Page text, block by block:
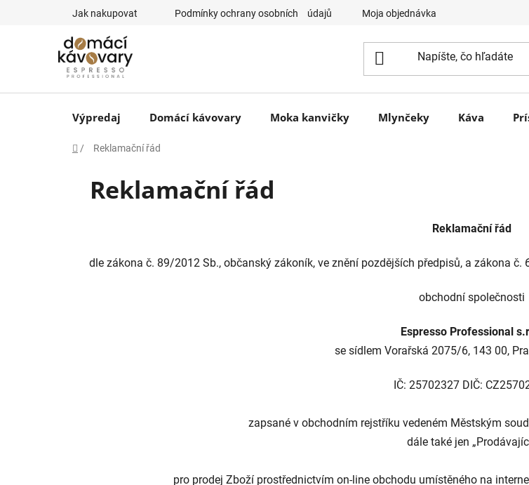
Jak nakupovat ⠀Podmínky ochrany osobních ⠀údajů Moja objednávka
Výpredaj Domácí kávovary Moka kanvičky Mlynčeky Káva
Domov
/ ⠀Reklamační řád
⠀Reklamační řád
Reklamační řád
dle zákona č. 89/2012 Sb., občanský zákoník, ve znění pozdějších předpisů, a zákona
obchodní společnosti
Espresso Professional
se sídlem Vorařská 2075/6, 143 00,
IČ: 25702327 DIČ:
zapsané v obchodním rejstříku vedeném Městským
dále také jen
pro prodej Zboží prostřednictvím on-line obchodu umístěného na